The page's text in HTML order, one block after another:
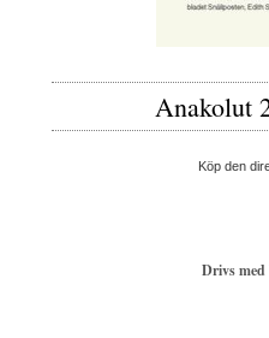
Anakolut
Köp den
Drivs med